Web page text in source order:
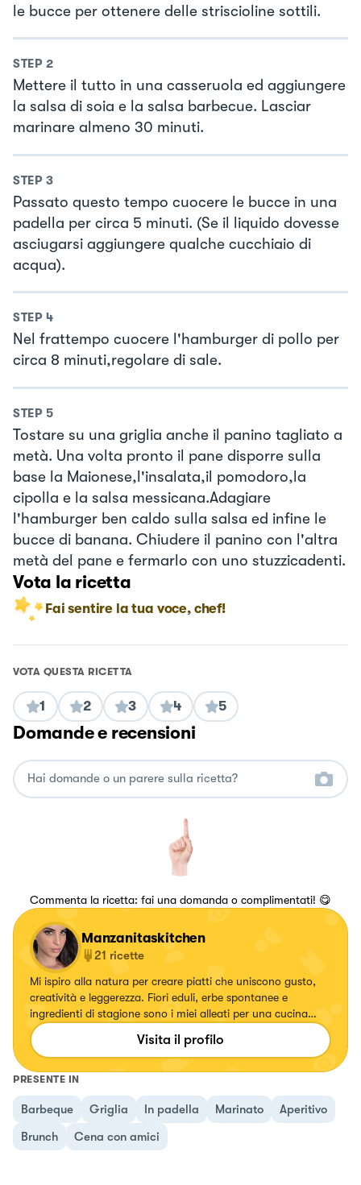
le bucce per ottenere delle striscioline sottili.
STEP 2
Mettere il tutto in una casseruola ed aggiungere
la salsa di soia e la salsa barbecue. Lasciar
marinare almeno 30 minuti.
STEP 3
Passato questo tempo cuocere le bucce in una
padella per circa 5 minuti. (Se il liquido dovesse
asciugarsi aggiungere qualche cucchiaio di
acqua).
STEP 4
Nel frattempo cuocere l'hamburger di pollo per
circa 8 minuti,regolare di sale.
STEP 5
Tostare su una griglia anche il panino tagliato a
metà. Una volta pronto il pane disporre sulla
base la Maionese,l'insalata,il pomodoro,la
cipolla e la salsa messicana.Adagiare
l'hamburger ben caldo sulla salsa ed infine le
bucce di banana. Chiudere il panino con l'altra
metà del pane e fermarlo con uno stuzzicadenti.
Vota la ricetta
Fai sentire la tua voce, chef!
VOTA QUESTA RICETTA
1 2 3 4 5
Domande e recensioni
Commenta la ricetta: fai una domanda o complimentati! 😋
Manzanitaskitchen
21 ricette
Mi ispiro alla natura per creare piatti che uniscono gusto,
creatività e leggerezza. Fiori eduli, erbe spontanee e
ingredienti di stagione sono i miei alleati per una cucina
antispreco e sostenibile.
Visita il profilo
PRESENTE IN
Barbeque Griglia In padella Marinato
Aperitivo
Brunch
Cena con amici